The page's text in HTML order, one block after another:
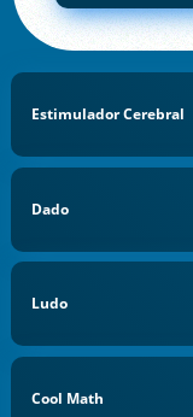
Estimulador Cerebral
Dado
Ludo
Cool Math